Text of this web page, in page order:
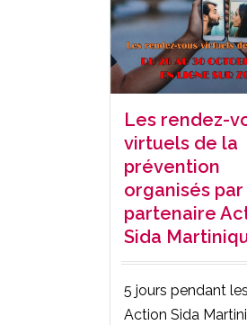
Les rendez-
virtuels de la
prévention
organisés
partenaire
Sida
5 jours pendant
Action Sida